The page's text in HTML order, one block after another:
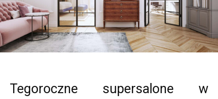
Tegoroczne supersalone w